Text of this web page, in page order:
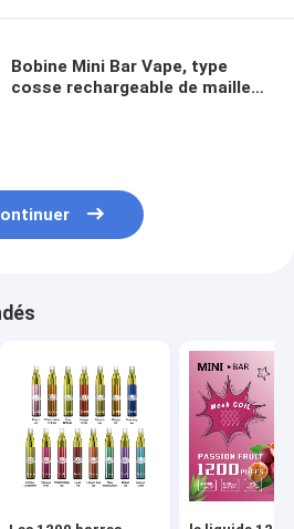
Bobine Mini Bar Vape, type
cosse rechargeable de maille